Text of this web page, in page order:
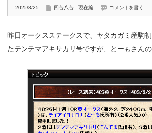
2025/8/25 四苦八苦 現在編 コメントを書く
昨日オークスステークスで、ヤタカガミ産駒
たテンテマアキサカリ号ですが、とーもさんの